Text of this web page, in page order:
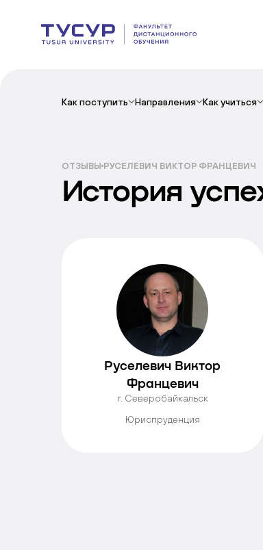
Как поступить Направления Как учиться
ОТЗЫВЫ РУСЕЛЕВИЧ ВИКТОР ФРАНЦЕВИЧ
История
Руселевич Виктор
Францевич
г. Северобайкальск
Юриспруденция